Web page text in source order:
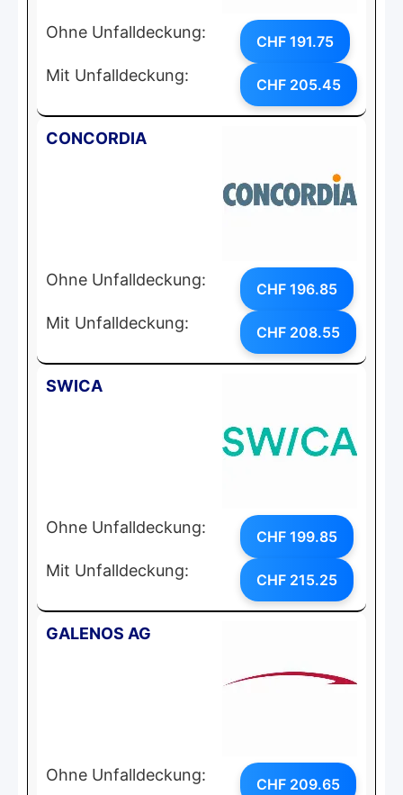
Ohne Unfalldeckung: CHF 191.75
Mit Unfalldeckung: CHF 205.45
CONCORDIA
Ohne Unfalldeckung: CHF 196.85
Mit Unfalldeckung: CHF 208.55
SWICA
Ohne Unfalldeckung: CHF 199.85
Mit Unfalldeckung: CHF 215.25
GALENOS AG
Ohne Unfalldeckung: CHF 209.65